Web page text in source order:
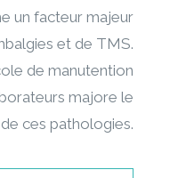
un facteur majeur
et de TMS.
de manutention
majore le
ces pathologies.